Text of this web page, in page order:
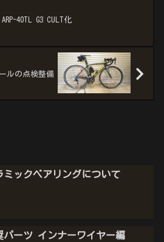
ARP-40TL G3 CULT化
ールの点検整備
ミックベアリングについて
パーツ インナーワイヤー編